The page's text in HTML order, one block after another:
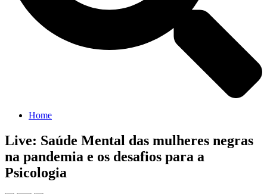
Home
Live: Saúde Mental das mulheres negras
na pandemia e os desafios para a
Psicologia